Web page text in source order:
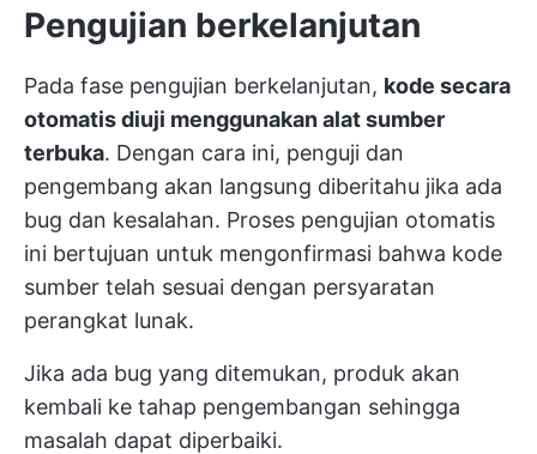
Pengujian berkelanjutan
Pada fase pengujian berkelanjutan, kode secara
otomatis diuji menggunakan alat sumber
terbuka. Dengan cara ini, penguji dan
pengembang akan langsung diberitahu jika ada
bug dan kesalahan. Proses pengujian otomatis
ini bertujuan untuk mengonfirmasi bahwa kode
sumber telah sesuai dengan persyaratan
perangkat lunak.
Jika ada bug yang ditemukan, produk akan
kembali ke tahap pengembangan sehingga
masalah dapat diperbaiki.